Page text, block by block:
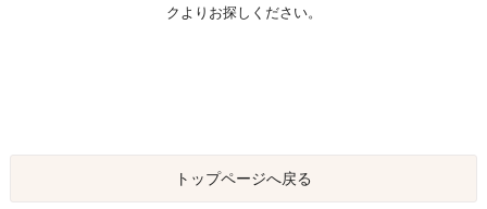
クよりお探しください。
トップページへ戻る